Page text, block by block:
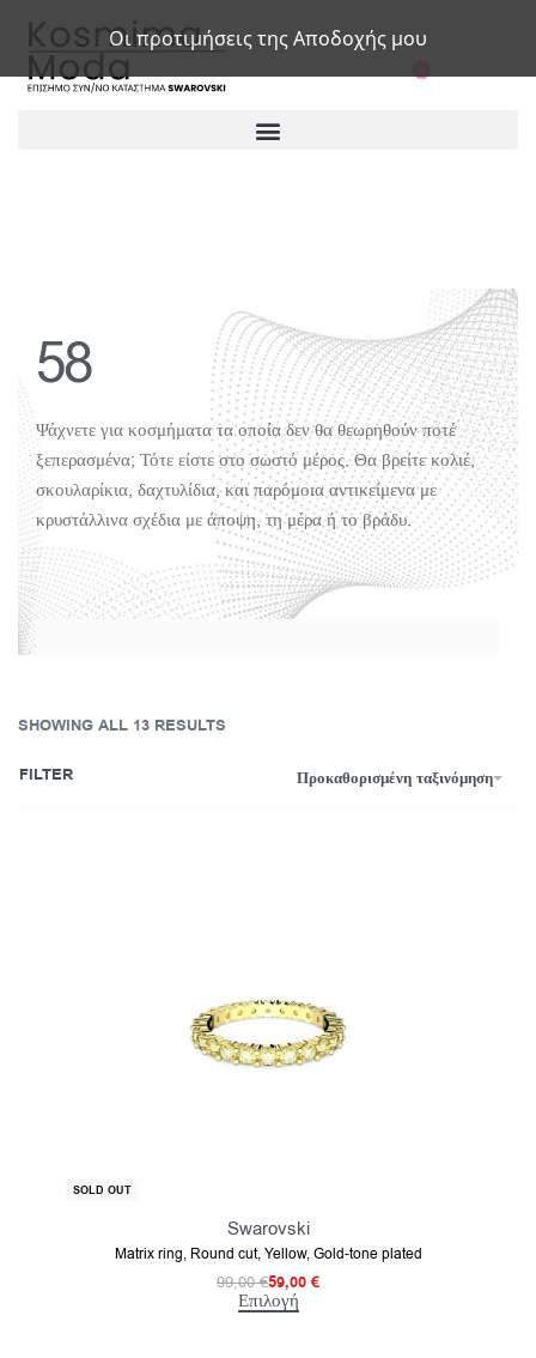
58
Ψάχνετε για κοσμήματα τα οποία δεν θα θεωρηθούν ποτέ
ξεπερασμένα; Τότε είστε στο σωστό μέρος. Θα βρείτε κολιέ,
σκουλαρίκια, δαχτυλίδια, και παρόμοια αντικείμενα με
κρυστάλλινα σχέδια με άποψη, τη μέρα ή το βράδυ.
SHOWING ALL 13 RESULTS
Προκαθορισμένη ταξινόμηση
FILTER
-40% OFF
SOLD OUT
Swarovski
Matrix ring, Round cut, Yellow, Gold-tone plated
99,00€59,00 €
Επιλογή
Οι προτιμήσεις της Αποδοχής μου